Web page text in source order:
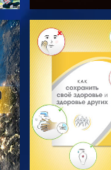
СМОТРЕТЬ
ПЕРЕДАЧИ